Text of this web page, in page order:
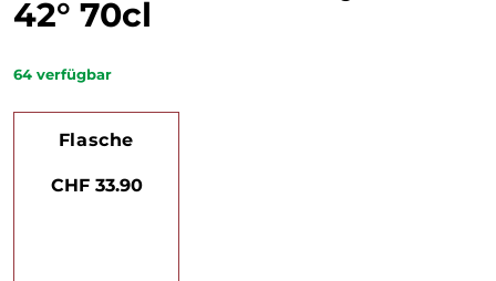
42° 70cl
64 verfügbar
Flasche
CHF 33.90